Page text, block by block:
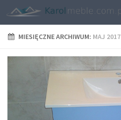
MIESIĘCZNE ARCHIWUM: MAJ 2017